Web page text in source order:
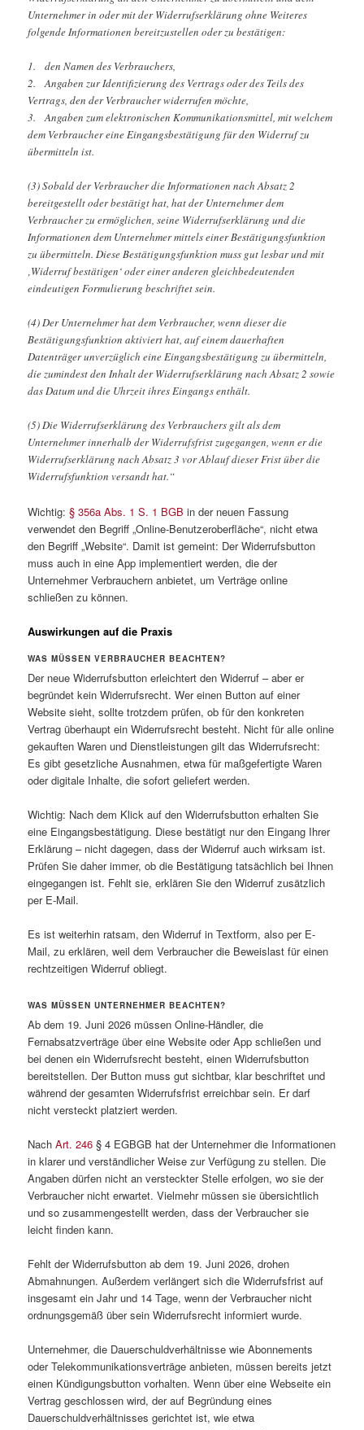
Unternehmer in oder mit der Widerrufserklärung ohne Weiteres
folgende Informationen bereitzustellen oder zu bestätigen:
1. den Namen des Verbrauchers,
2. Angaben zur Identifizierung des Vertrags oder des Teils des
Vertrags, den der Verbraucher widerrufen möchte,
3. Angaben zum elektronischen Kommunikationsmittel, mit welchem
dem Verbraucher eine Eingangsbestätigung für den Widerruf zu
übermitteln ist.
(3) Sobald der Verbraucher die Informationen nach Absatz 2
bereitgestellt oder bestätigt hat, hat der Unternehmer dem
Verbraucher zu ermöglichen, seine Widerrufserklärung und die
Informationen dem Unternehmer mittels einer Bestätigungsfunktion
zu übermitteln. Diese Bestätigungsfunktion muss gut lesbar und mit
‚Widerruf bestätigen‘ oder einer anderen gleichbedeutenden
eindeutigen Formulierung beschriftet sein.
(4) Der Unternehmer hat dem Verbraucher, wenn dieser die
Bestätigungsfunktion aktiviert hat, auf einem dauerhaften
Datenträger unverzüglich eine Eingangsbestätigung zu übermitteln,
die zumindest den Inhalt der Widerrufserklärung nach Absatz 2 sowie
das Datum und die Uhrzeit ihres Eingangs enthält.
(5) Die Widerrufserklärung des Verbrauchers gilt als dem
Unternehmer innerhalb der Widerrufsfrist zugegangen, wenn er die
Widerrufserklärung nach Absatz 3 vor Ablauf dieser Frist über die
Widerrufsfunktion versandt hat.“
Wichtig:§ 356a Abs. 1 S. 1 BGB in der neuen Fassung
verwendet den Begriff „Online-Benutzeroberfläche“, nicht etwa
den Begriff „Website“. Damit ist gemeint: Der Widerrufsbutton
muss auch in eine App implementiert werden, die der
Unternehmer Verbrauchern anbietet, um Verträge online
schließen zu können.
Auswirkungen auf die Praxis
WAS MÜSSEN VERBRAUCHER BEACHTEN?
Der neue Widerrufsbutton erleichtert den Widerruf – aber er
begründet kein Widerrufsrecht. Wer einen Button auf einer
Website sieht, sollte trotzdem prüfen, ob für den konkreten
Vertrag überhaupt ein Widerrufsrecht besteht. Nicht für alle online
gekauften Waren und Dienstleistungen gilt das Widerrufsrecht:
Es gibt gesetzliche Ausnahmen, etwa für maßgefertigte Waren
oder digitale Inhalte, die sofort geliefert werden.
Wichtig: Nach dem Klick auf den Widerrufsbutton erhalten Sie
eine Eingangsbestätigung. Diese bestätigt nur den Eingang Ihrer
Erklärung – nicht dagegen, dass der Widerruf auch wirksam ist.
Prüfen Sie daher immer, ob die Bestätigung tatsächlich bei Ihnen
eingegangen ist. Fehlt sie, erklären Sie den Widerruf zusätzlich
per E-Mail.
Es ist weiterhin ratsam, den Widerruf in Textform, also per E-
Mail, zu erklären, weil dem Verbraucher die Beweislast für einen
rechtzeitigen Widerruf obliegt.
WAS MÜSSEN UNTERNEHMER BEACHTEN?
Ab dem 19. Juni 2026 müssen Online-Händler, die
Fernabsatzverträge über eine Website oder App schließen und
bei denen ein Widerrufsrecht besteht, einen Widerrufsbutton
bereitstellen. Der Button muss gut sichtbar, klar beschriftet und
während der gesamten Widerrufsfrist erreichbar sein. Er darf
nicht versteckt platziert werden.
NachArt. 246 § 4 EGBGB hat der Unternehmer die Informationen
in klarer und verständlicher Weise zur Verfügung zu stellen. Die
Angaben dürfen nicht an versteckter Stelle erfolgen, wo sie der
Verbraucher nicht erwartet. Vielmehr müssen sie übersichtlich
und so zusammengestellt werden, dass der Verbraucher sie
leicht finden kann.
Fehlt der Widerrufsbutton ab dem 19. Juni 2026, drohen
Abmahnungen. Außerdem verlängert sich die Widerrufsfrist auf
insgesamt ein Jahr und 14 Tage, wenn der Verbraucher nicht
ordnungsgemäß über sein Widerrufsrecht informiert wurde.
Unternehmer, die Dauerschuldverhältnisse wie Abonnements
oder Telekommunikationsverträge anbieten, müssen bereits jetzt
einen Kündigungsbutton vorhalten. Wenn über eine Webseite ein
Vertrag geschlossen wird, der auf Begründung eines
Dauerschuldverhältnisses gerichtet ist, wie etwa